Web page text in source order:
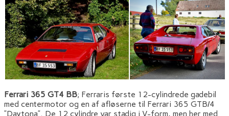
Ferrari 365 GT4 BB; Ferraris første 12-cylindrede gadebil
med centermotor og en af afløserne til Ferrari 365 GTB/4
”Daytona”. De 12 cylindre var stadig i V-form, men her med